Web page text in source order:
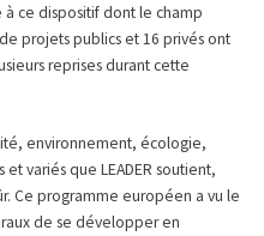
ce dispositif dont le champ
projets publics et 16 privés ont
reprises durant cette
environnement, écologie,
variés que LEADER soutient,
Ce programme européen a vu le
de se développer en